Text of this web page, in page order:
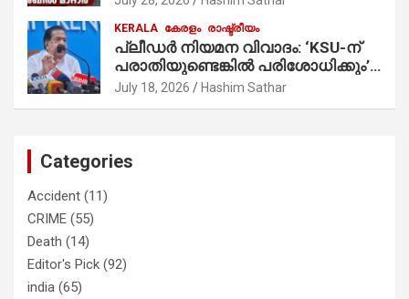
മാത്രമാണ് ഉണ്ടായിരുന്നത്;
സാബുവിന്റേത് വ്യക്തിപരമായ
നേട്ടത്തിനുള്ള പാര്‍ട്ടി; ഇപ്പോള്‍
ഫോണ്‍ വിളിച്ചാല്‍ എടുക്കില്ല;
തിരഞ്ഞെടുപ്പിലെ ദുരനുഭവങ്ങള്‍
KERALA കേരളം രാഷ്ട്രീയം
പ്ലീഡർ നിയമന വിവാദം: ‘KSU-ന്
പരാതിയുണ്ടെങ്കിൽ പരിശോധിക്കും’;
രമേശ് ചെന്നിത്തല
July 18, 2026 Hashim Sathar
Categories
Accident (11)
CRIME (55)
Death (14)
Editor's Pick (92)
india (65)